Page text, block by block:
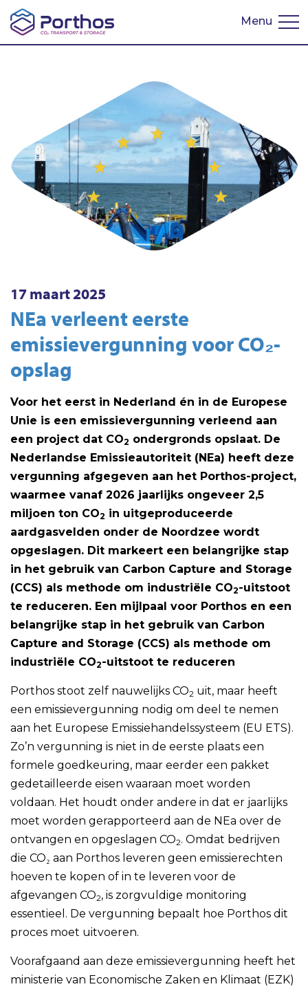
Menu
English
17 maart 2025
NEa verleent eerste
emissievergunning voor CO₂-
opslag
Voor het eerst in Nederland én in de Europese
Unie is een emissievergunning verleend aan
een project dat CO2 ondergronds opslaat. De
Nederlandse Emissieautoriteit (NEa) heeft deze
vergunning afgegeven aan het Porthos-project,
waarmee vanaf 2026 jaarlijks ongeveer 2,5
miljoen ton CO2 in uitgeproduceerde
aardgasvelden onder de Noordzee wordt
opgeslagen. Dit markeert een belangrijke stap
in het gebruik van Carbon Capture and Storage
(CCS) als methode om industriële CO2-uitstoot
te reduceren. Een mijlpaal voor Porthos en een
belangrijke stap in het gebruik van Carbon
Capture and Storage (CCS) als methode om
industriële CO2-uitstoot te reduceren
Porthos stoot zelf nauwelijks CO2 uit, maar heeft
een emissievergunning nodig om deel te nemen
aan het Europese Emissiehandelssysteem (EU ETS).
Zo’n vergunning is niet in de eerste plaats een
formele goedkeuring, maar eerder een pakket
gedetailleerde eisen waaraan moet worden
voldaan. Het houdt onder andere in dat er jaarlijks
moet worden gerapporteerd aan de NEa over de
ontvangen en opgeslagen CO2. Omdat bedrijven
die CO₂ aan Porthos leveren geen emissierechten
hoeven te kopen of in te leveren voor de
afgevangen CO2, is zorgvuldige monitoring
essentieel. De vergunning bepaalt hoe Porthos dit
proces moet uitvoeren.
Voorafgaand aan deze emissievergunning heeft het
ministerie van Economische Zaken en Klimaat (EZK)